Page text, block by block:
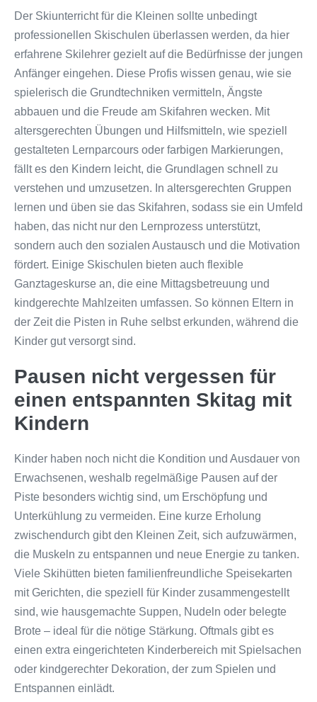
Der Skiunterricht für die Kleinen sollte unbedingt
professionellen Skischulen überlassen werden, da hier
erfahrene Skilehrer gezielt auf die Bedürfnisse der jungen
Anfänger eingehen. Diese Profis wissen genau, wie sie
spielerisch die Grundtechniken vermitteln, Ängste
abbauen und die Freude am Skifahren wecken. Mit
altersgerechten Übungen und Hilfsmitteln, wie speziell
gestalteten Lernparcours oder farbigen Markierungen,
fällt es den Kindern leicht, die Grundlagen schnell zu
verstehen und umzusetzen. In altersgerechten Gruppen
lernen und üben sie das Skifahren, sodass sie ein Umfeld
haben, das nicht nur den Lernprozess unterstützt,
sondern auch den sozialen Austausch und die Motivation
fördert. Einige Skischulen bieten auch flexible
Ganztageskurse an, die eine Mittagsbetreuung und
kindgerechte Mahlzeiten umfassen. So können Eltern in
der Zeit die Pisten in Ruhe selbst erkunden, während die
Kinder gut versorgt sind.
Pausen nicht vergessen für
einen entspannten Skitag mit
Kindern
Kinder haben noch nicht die Kondition und Ausdauer von
Erwachsenen, weshalb regelmäßige Pausen auf der
Piste besonders wichtig sind, um Erschöpfung und
Unterkühlung zu vermeiden. Eine kurze Erholung
zwischendurch gibt den Kleinen Zeit, sich aufzuwärmen,
die Muskeln zu entspannen und neue Energie zu tanken.
Viele Skihütten bieten familienfreundliche Speisekarten
mit Gerichten, die speziell für Kinder zusammengestellt
sind, wie hausgemachte Suppen, Nudeln oder belegte
Brote – ideal für die nötige Stärkung. Oftmals gibt es
einen extra eingerichteten Kinderbereich mit Spielsachen
oder kindgerechter Dekoration, der zum Spielen und
Entspannen einlädt.